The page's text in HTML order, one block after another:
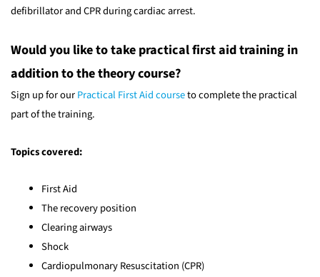
defibrillator and CPR during cardiac arrest.
Would you like to take practical first aid training in
addition to the theory course?
Sign up for ourPractical First Aid courseto complete the practical
part of the training.
Topics covered:
First Aid
The recovery position
Clearing airways
Shock
Cardiopulmonary Resuscitation (CPR)